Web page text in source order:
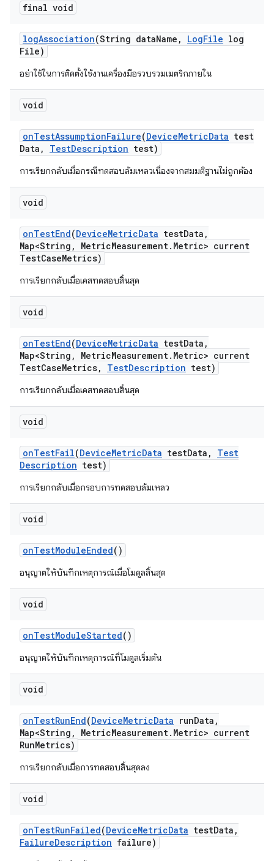
final void
logAssociation(String dataName , LogFile log
File)
อย่าใช้ในการติดตั้งใช้งานเครื่องมือรวบรวมเมตริกภายใน
void
onTestAssumptionFailure(DeviceMetricData test
Data , TestDescription test)
การเรียกกลับเมื่อกรณีทดสอบล้มเหลวเนื่องจากสมมติฐานไม่ถูกต้อง
void
onTestEnd(DeviceMetricData testData ,
Map<String , MetricMeasurement. Metric> current
TestCaseMetrics)
การเรียกกลับเมื่อเคสทดสอบสิ้นสุด
void
onTestEnd(DeviceMetricData testData ,
Map<String , MetricMeasurement. Metric> current
TestCaseMetrics, TestDescription test)
การเรียกกลับเมื่อเคสทดสอบสิ้นสุด
void
onTestFail(DeviceMetricData testData ,
Test
Description test)
การเรียกกลับเมื่อกรอบการทดสอบล้มเหลว
void
onTestModuleEnded()
อนุญาตให้บันทึกเหตุการณ์เมื่อโมดูลสิ้นสุด
void
onTestModuleStarted()
อนุญาตให้บันทึกเหตุการณ์ที่โมดูลเริ่มต้น
void
onTestRunEnd(DeviceMetricData runData ,
Map<String , MetricMeasurement. Metric> current
RunMetrics)
การเรียกกลับเมื่อการทดสอบสิ้นสุดลง
void
onTestRunFailed(DeviceMetricData testData ,
FailureDescription failure)